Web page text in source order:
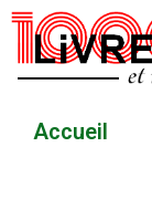
Accueil